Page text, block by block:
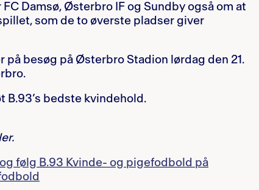
Damsø, Østerbro IF og Sundby også om at
som de to øverste pladser giver
på besøg på Østerbro Stadion lørdag den 21.
bedste kvindehold.
følg B.93 Kvinde- og pigefodbold på